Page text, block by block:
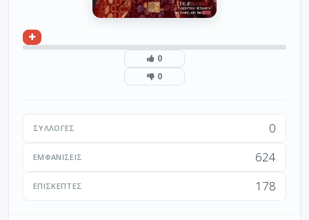
0
0
ΣΥΛΛΟΓΈΣ 0
ΕΜΦΑΝΊΣΕΙΣ 624
ΕΠΙΣΚΈΠΤΕΣ 178